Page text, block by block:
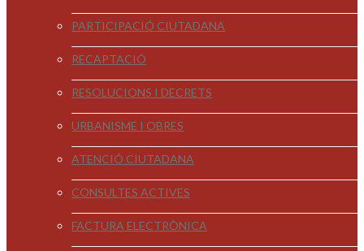
PARTICIPACIÓ CIUTADANA
RECAPTACIÓ
RESOLUCIONS I DECRETS
URBANISME I OBRES
ATENCIÓ CIUTADANA
CONSULTES ACTIVES
FACTURA ELECTRÒNICA